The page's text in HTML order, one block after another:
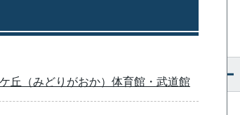
丘（みどりがおか）体育館・武道館